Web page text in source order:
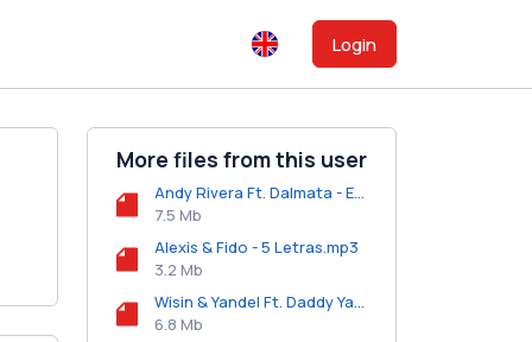
Login
More files from this user
Andy Rivera Ft. Dalmata - Espina De Rosa (Prod. By Dj Electrik).mp3
7.5 Mb
Alexis & Fido - 5 Letras.mp3
3.2 Mb
Wisin & Yandel Ft. Daddy Yankee - Paleta.mp3
6.8 Mb